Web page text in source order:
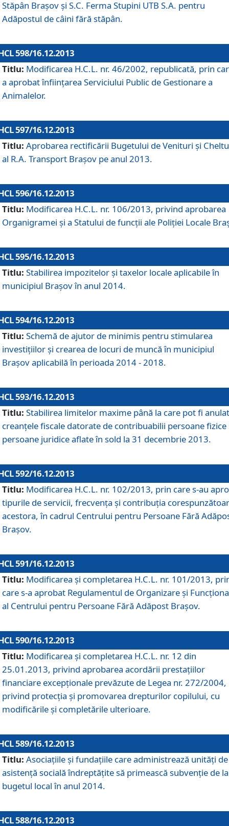
Stăpân Braşov şi S.C. Ferma Stupini UTB S.A. pentru
Adăpostul de câini fără stăpân.
598/16.12.2013
Titlu: Modificarea H.C.L. nr. 46/2002, republicată, prin
a aprobat înfiinţarea Serviciului Public de Gestionare a
Animalelor.
597/16.12.2013
Titlu: Aprobarea rectificării Bugetului de Venituri şi
al R.A. Transport Braşov pe anul 2013.
596/16.12.2013
Titlu: Modificarea H.C.L. nr. 106/2013, privind aprobarea
Organigramei şi a Statului de funcţii ale Poliţiei Locale
595/16.12.2013
Titlu: Stabilirea impozitelor şi taxelor locale aplicabile în
municipiul Braşov în anul 2014.
594/16.12.2013
Titlu: Schemă de ajutor de minimis pentru stimularea
investiţiilor şi crearea de locuri de muncă în municipiul
Braşov aplicabilă în perioada 2014 - 2018.
593/16.12.2013
Titlu: Stabilirea limitelor maxime până la care pot fi
creanţele fiscale datorate de contribuabilii persoane fizice
persoane juridice aflate în sold la 31 decembrie 2013.
592/16.12.2013
Titlu: Modificarea H.C.L. nr. 102/2013, prin care s-au
tipurile de servicii, frecvenţa şi contribuţia
acestora, în cadrul Centrului pentru Persoane Fără
Braşov.
591/16.12.2013
Titlu: Modificarea şi completarea H.C.L. nr. 101/2013,
care s-a aprobat Regulamentul de Organizare şi
al Centrului pentru Persoane Fără Adăpost Braşov.
590/16.12.2013
Titlu: Modificarea şi completarea H.C.L. nr. 12 din
25.01.2013, privind aprobarea acordării prestaţiilor
financiare excepţionale prevăzute de Legea nr. 272/2004,
privind protecţia şi promovarea drepturilor copilului, cu
modificările şi completările ulterioare.
589/16.12.2013
Titlu: Asociaţiile şi fundaţiile care administrează unităţi de
asistenţă socială îndreptăţite să primească subvenţie de la
bugetul local în anul 2014.
588/16.12.2013